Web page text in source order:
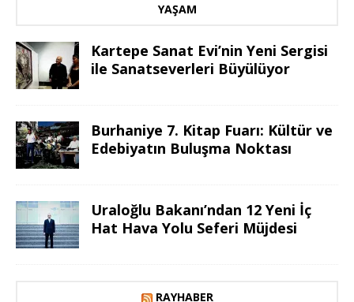
YAŞAM
Kartepe Sanat Evi’nin Yeni Sergisi
ile Sanatseverleri Büyülüyor
Burhaniye 7. Kitap Fuarı: Kültür ve
Edebiyatın Buluşma Noktası
Uraloğlu Bakanı’ndan 12 Yeni İç
Hat Hava Yolu Seferi Müjdesi
RAYHABER